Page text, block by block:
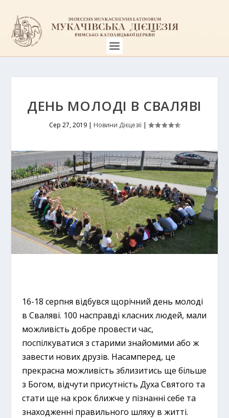
ДЕНЬ МОЛОДІ В СВАЛЯВІ
Сер 27, 2019 | Новини Дієцезії |
16-18 серпня відбувся щорічний день молоді
в Сваляві. 100 насправді класних людей, мали
можливість добре провести час,
поспілкуватися з старими знайомими або ж
завести нових друзів. Насамперед, це
прекрасна можливість зблизитись ще більше
з Богом, відчути присутність Духа Святого та
стати ще на крок ближче у пізнанні себе та
знаходженні правильного шляху в житті.